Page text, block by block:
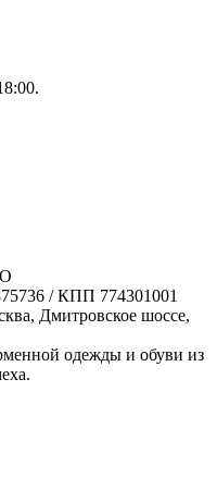
/ КПП 774301001
Дмитровское шоссе,
одежды и обуви из